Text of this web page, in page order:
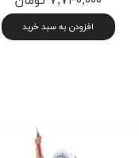
افزودن به سبد خرید